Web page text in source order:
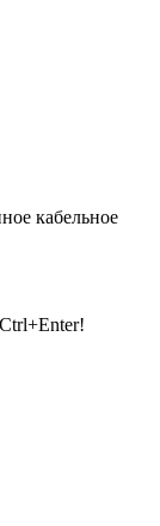
кабельное